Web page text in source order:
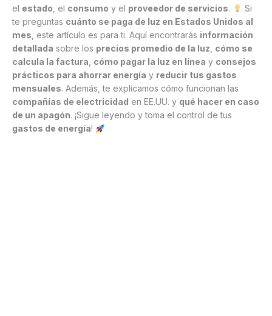
el estado , el consumo y el proveedor de servicios.
Si
te preguntas cuánto se paga de luz en Estados Unidos al
mes , este artículo es para ti. Aquí encontrarás información
detallada sobre los precios promedio de la luz cómo se
calcula la factura cómo pagar la luz en línea y consejos
prácticos para ahorrar energía y reducir tus gastos
mensuales. Además, te explicamos cómo funcionan las
compañías de electricidad en EE.UU. y qué hacer en caso
de un apagón. ¡Sigue leyendo y toma el control de tus
gastos de energía!